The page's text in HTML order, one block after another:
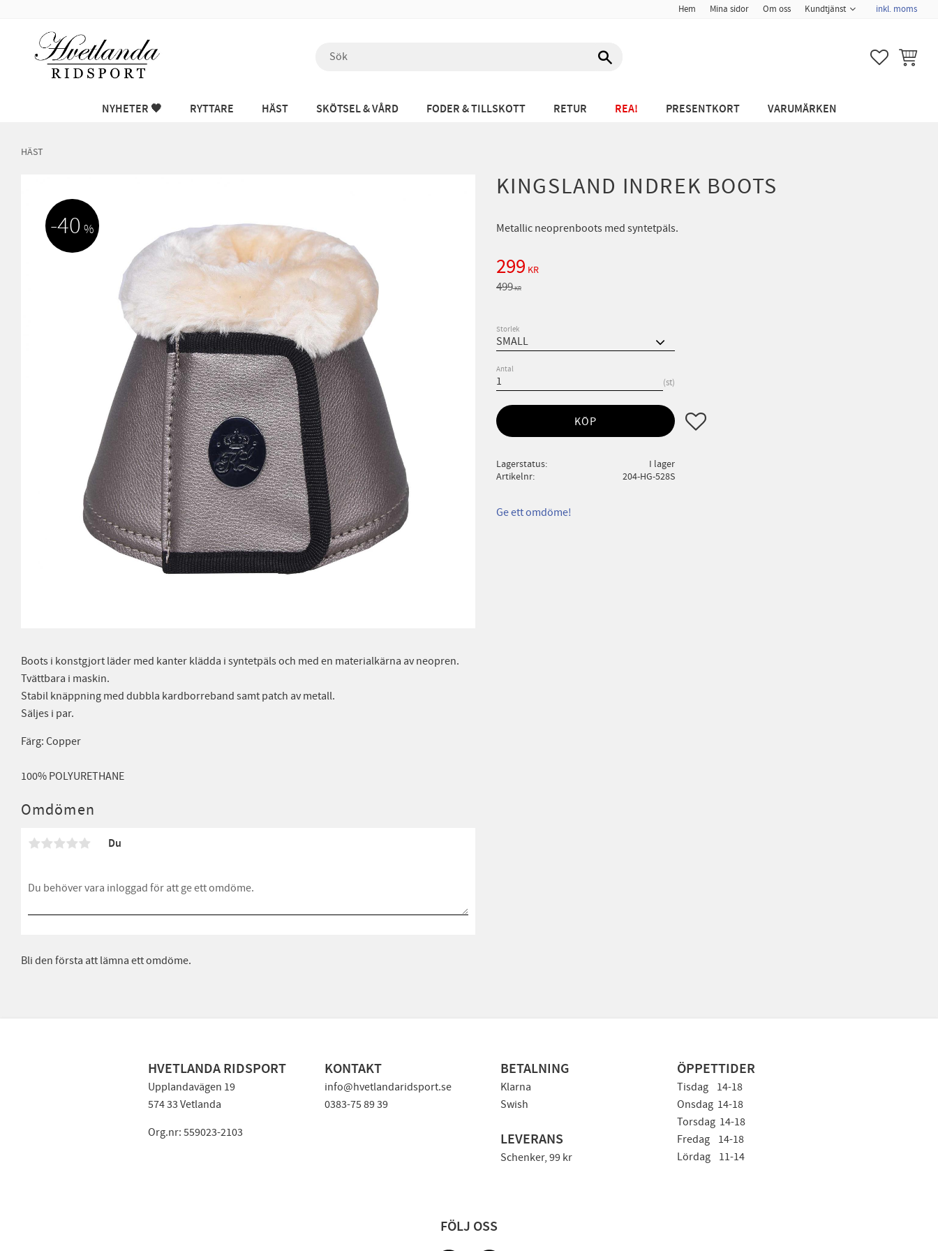
Hem Mina sidor Om oss Kundtjänst inkl. moms
FAVORITER
NYHETER 🖤 RYTTARE HÄST SKÖTSEL & VÅRD FODER & TILLSKOTT RETUR REA! PRESENTKORT VARUMÄRKEN
HÄST
KINGSLAND INDREK BOOTS
Metallic neoprenboots med syntetpäls.
40 %
Nedsatt pris:
299 KR
Ordinarie pris:
499KR
Storlek
Antal
st
KÖP Lägg till i favoriter
Lagerstatus
I lager
Artikelnr
204-HG-528S
Ge ett omdöme!
Boots i konstgjort läder med kanter klädda i syntetpäls och med en materialkärna av neopren.
Tvättbara i maskin.
Stabil knäppning med dubbla kardborreband samt patch av metall.
Säljes i par.
Färg: Copper
100% POLYURETHANE
Omdömen
Du
Bli den första att lämna ett omdöme.
HVETLANDA RIDSPORT
Upplandavägen 19
574 33 Vetlanda
Org.nr: 559023-2103
KONTAKT
info@hvetlandaridsport.se
0383-75 89 39
BETALNING
Klarna
Swish
LEVERANS
Schenker, 99 kr
ÖPPETTIDER
Tisdag 14-18
Onsdag 14-18
Torsdag 14-18
Fredag 14-18
Lördag 11-14
FÖLJ OSS